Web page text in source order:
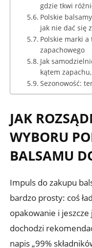
gdzie tkwi
Polskie
jak nie dać się
Polskie marki
zapachowego
Jak
kątem
Sezonowość:
JAK
WYBORU
BALSAMU
Impuls do zakupu
bardzo prosty: coś
opakowanie i
dochodzi
napis „99%